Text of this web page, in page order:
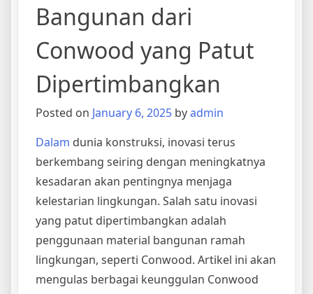
Bangunan dari
Conwood yang Patut
Dipertimbangkan
Posted on January 6, 2025 byadmin
Dalam dunia konstruksi, inovasi terus
berkembang seiring dengan meningkatnya
kesadaran akan pentingnya menjaga
kelestarian lingkungan. Salah satu inovasi
yang patut dipertimbangkan adalah
penggunaan material bangunan ramah
lingkungan, seperti Conwood. Artikel ini akan
mengulas berbagai keunggulan Conwood